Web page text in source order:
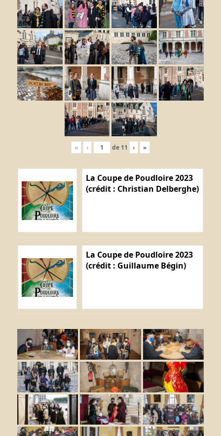
« ‹ de 11 › »
La Coupe de Poudloire 2023
(crédit : Christian Delberghe)
La Coupe de Poudloire 2023
(crédit : Guillaume Bégin)